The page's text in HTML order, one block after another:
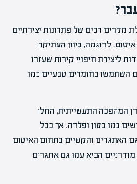
מקרים רבים של פתרונות יצירתיים
לדוגמה, ביוון העתיקה
ליצירת חיפויי קירות שעזרו
השתמשו בחומרים טבעיים כמו
המאה ה-19, עידן המהפכה התעשייתית, החלו
כמו בטון ופלדה. אך ככל
האתגרים והקשיים בתחום האיטום
הביא עמו גם אתגרים